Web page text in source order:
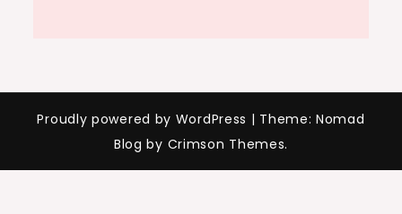
Proudly powered by WordPress | Theme: Nomad
Blog by Crimson Themes.